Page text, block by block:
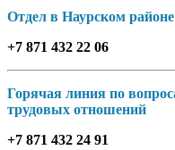
Отдел в Наурском
+7 871 432 22 06
Горячая линия по
трудовых отношений
+7 871 432 24 91